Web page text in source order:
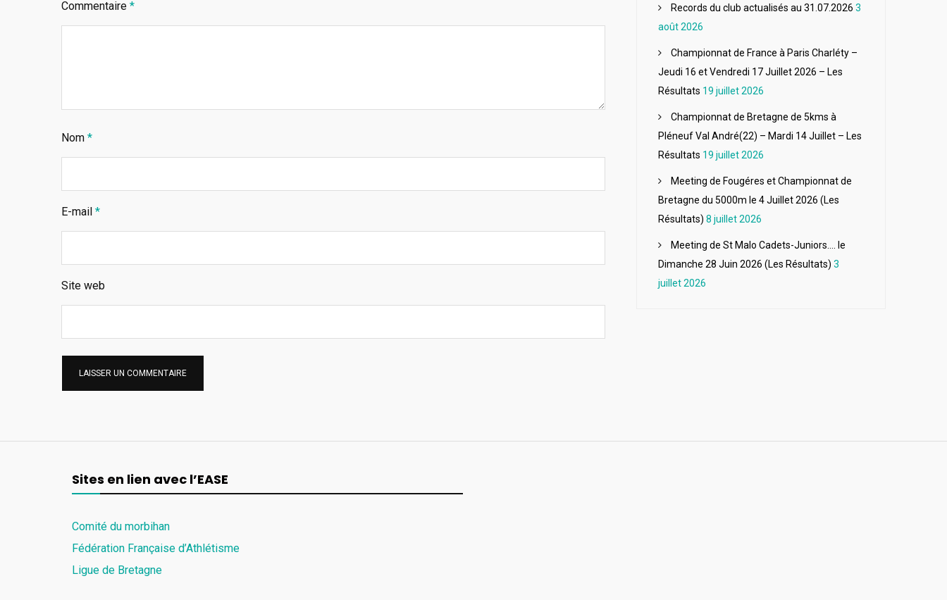
Commentaire *
Nom *
E-mail *
Site web
Records du club actualisés au 31.07.2026 3
août 2026
Championnat de France à Paris Charléty –
Jeudi 16 et Vendredi 17 Juillet 2026 – Les
Résultats 19 juillet 2026
Championnat de Bretagne de 5kms à
Pléneuf Val André(22) – Mardi 14 Juillet – Les
Résultats 19 juillet 2026
Meeting de Fougéres et Championnat de
Bretagne du 5000m le 4 Juillet 2026 (Les
Résultats) 8 juillet 2026
Meeting de St Malo Cadets-Juniors…. le
Dimanche 28 Juin 2026 (Les Résultats) 3
juillet 2026
Sites en lien avec l’EASE
Comité du morbihan
Fédération Française d’Athlétisme
Ligue de Bretagne